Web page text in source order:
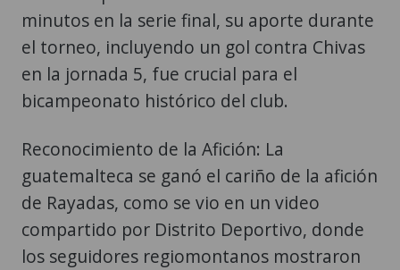
minutos en la serie final, su aporte durante
el torneo, incluyendo un gol contra Chivas
en la jornada 5, fue crucial para el
bicampeonato histórico del club.
Reconocimiento de la Afición: La
guatemalteca se ganó el cariño de la afición
de Rayadas, como se vio en un video
compartido por Distrito Deportivo, donde
los seguidores regiomontanos mostraron